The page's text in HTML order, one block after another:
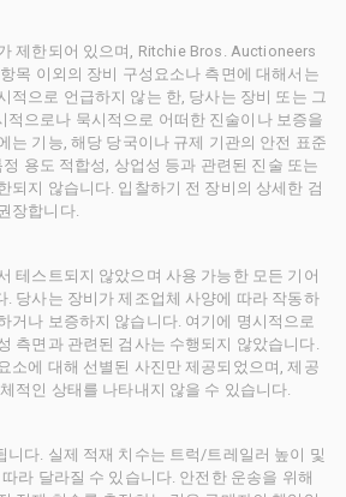
제한되어 있으며, Ritchie Bros. Auctioneers
목 이외의 장비 구성요소나 측면에 대해서는
적으로 언급하지 않는 한, 당사는 장비 또는 그
적으로나 묵시적으로 어떠한 진술이나 보증을
는 기능, 해당 당국이나 규제 기관의 안전 표준
용도 적합성, 상업성 등과 관련된 진술 또는
되지 않습니다. 입찰하기 전 장비의 상세한 검
장합니다.
테스트되지 않았으며 사용 가능한 모든 기어
. 당사는 장비가 제조업체 사양에 따라 작동하
거나 보증하지 않습니다. 여기에 명시적으로
측면과 관련된 검사는 수행되지 않았습니다.
소에 대해 선별된 사진만 제공되었으며, 제공
적인 상태를 나타내지 않을 수 있습니다.
니다. 실제 적재 치수는 트럭/트레일러 높이 및
라 달라질 수 있습니다. 안전한 운송을 위해